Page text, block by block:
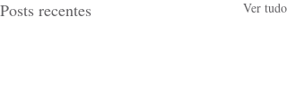
Posts recentes Ver tudo